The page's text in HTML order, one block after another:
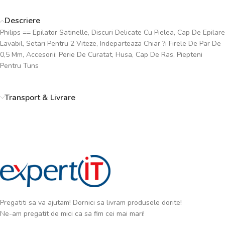
Descriere
Philips == Epilator Satinelle, Discuri Delicate Cu Pielea, Cap De Epilare
Lavabil, Setari Pentru 2 Viteze, Indeparteaza Chiar ?i Firele De Par De
0,5 Mm, Accesorii: Perie De Curatat, Husa, Cap De Ras, Piepteni
Pentru Tuns
Transport & Livrare
Pregatiti sa va ajutam! Dornici sa livram produsele dorite!
Ne-am pregatit de mici ca sa fim cei mai mari!